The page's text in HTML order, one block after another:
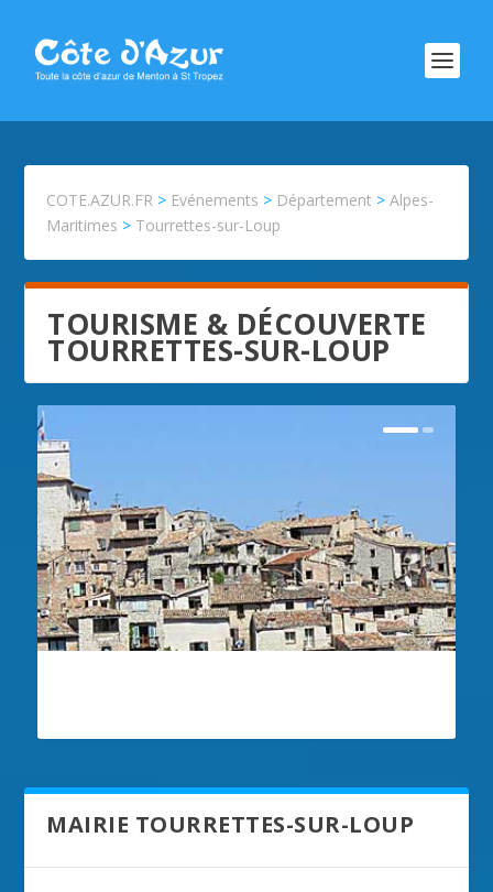
COTE.AZUR.FR > Evénements > Département >Alpes-
Maritimes > Tourrettes-sur-Loup
TOURISME & DÉCOUVERTE
TOURRETTES-SUR-LOUP
MAIRIE TOURRETTES-SUR-LOUP